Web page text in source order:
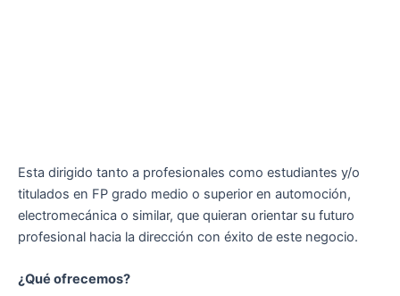
Esta dirigido tanto a profesionales como estudiantes y/o
titulados en FP grado medio o superior en automoción,
electromecánica o similar, que quieran orientar su futuro
profesional hacia la dirección con éxito de este negocio.
¿Qué ofrecemos?